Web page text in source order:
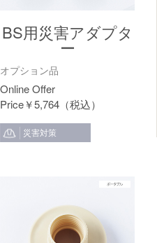
BS用災害アダプタ
ー
オプション品
￥5,764
災害対策